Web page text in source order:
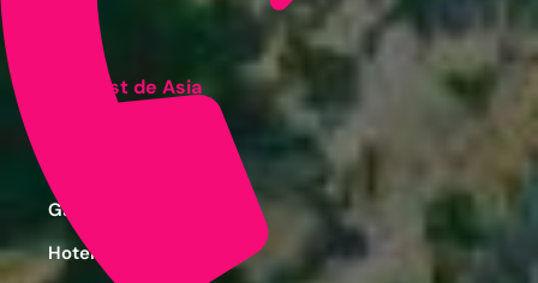
Ver post de Asia
Gastronómico
Hotelero